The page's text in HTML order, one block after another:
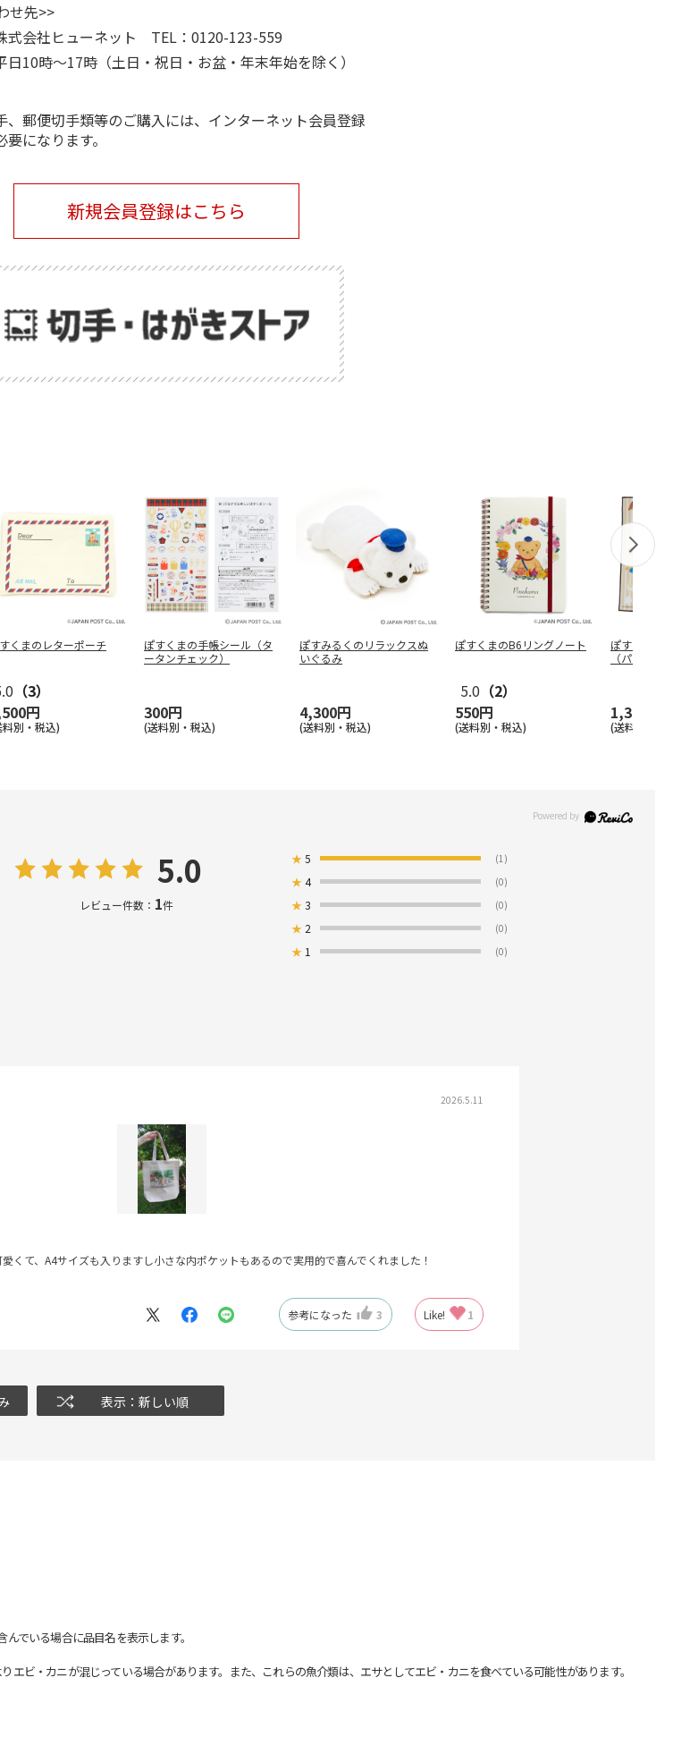
せ先>>
式会社ヒューネット TEL：0120-123-559
日10時～17時（土日・祝日・お盆・年末年始を除く）
、郵便切手類等のご購入には、インターネット会員登録
要になります。
新規会員登録はこちら
くまのレターポーチ
（3）
円
料別・税込)
ぽすくまの手帳シール（タ
ータンチェック）
300円
(送料別・税込)
ぽすみるくのリラックスぬ
いぐるみ
4,300円
(送料別・税込)
ぽすくまのB6リングノート
5.0 （2）
550円
(送料別・税込)
ぽすくまの
（パン）
1,300円
(送料別・税
5.0
レビュー件数： 1件
★5 (1)
★4 (0)
★3 (0)
★ 2 (0)
★ 1 (0)
2026.5.11
くて、A4サイズも入りますし小さな内ポケットもあるので実用的で喜んでくれました！
参考になった 3 Like! 1
表示：新しい順
でいる場合に品目名を表示します。
ビ・カニが混じっている場合があります。また、これらの魚介類は、エサとしてエビ・カニを食べている可能性があります。